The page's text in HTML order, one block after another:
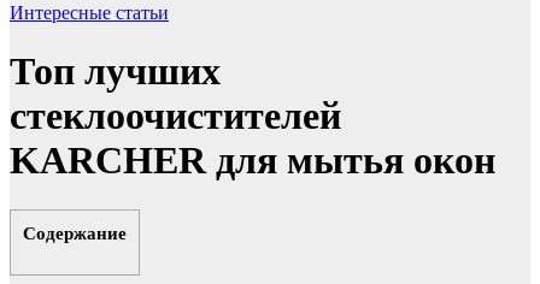
Интересные статьи
Топ лучших
стеклоочистителей
KARCHER для мытья окон
Содержание